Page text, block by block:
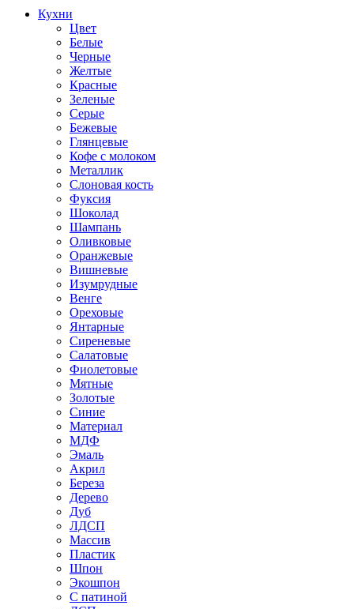
Кухни
Цвет
Белые
Черные
Желтые
Красные
Зеленые
Серые
Бежевые
Глянцевые
Кофе с молоком
Металлик
Слоновая кость
Фуксия
Шоколад
Шампань
Оливковые
Оранжевые
Вишневые
Изумрудные
Венге
Ореховые
Янтарные
Сиреневые
Салатовые
Фиолетовые
Мятные
Золотые
Синие
Материал
МДФ
Эмаль
Акрил
Береза
Дерево
Дуб
ЛДСП
Массив
Пластик
Шпон
Экошпон
С патиной